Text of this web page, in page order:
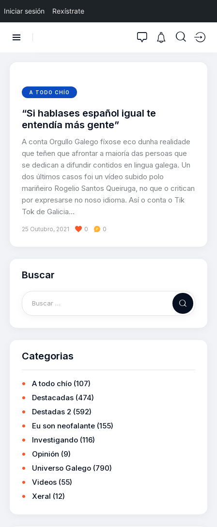
Iniciar sesión Rexístrate
A TODO CHÍO
“Si hablases español igual te
entendía más gente”
A conta Orgullo Galego fíxose eco dunha realidade
que teñen que afrontar a maioría das persoas que
se dedican a difundir contidos en lingua galega. Un
dos últimos casos foi un vídeo subido polo
mariñeiro Rogelio Santos Queiruga, no que o critican
por expresarse no noso idioma. Así o conta o Tik
Tok de Galicia…
25 Outubro, 2021 0 0
Buscar
Categorias
A todo chío (107)
Destacadas (474)
Destadas 2 (592)
Eu son neofalante (155)
Investigando (116)
Opinión (9)
Universo Galego (790)
Videos (55)
Xeral (12)